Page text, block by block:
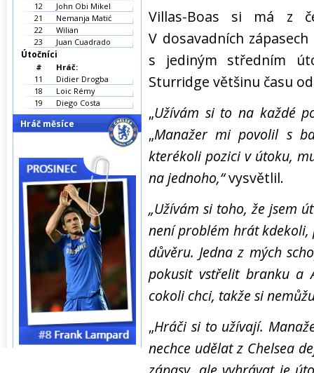
Villas-Boas si má z
V dosavadních
s jediným středním
Sturridge většinu času
„Užívám si to na každé
„Manažer mi povolil s
kterékoli pozici v útoku,
na jednoho,“vysvětlil.
„Užívám si toho, že jsem
není problém hrát
důvěru. Jedna z mých
pokusit vstřelit branku a
cokoli chci, takže si
„Hráči si to užívají.
nechce udělat z Chelsea
12
John Obi Mikel
21
Nemanja Matić
22
Wilian
23
Juan Cuadrado
Útočníci
#
Hráč:
11
Didier Drogba
18
Loic Rémy
19
Diego Costa
Hráč měsíce